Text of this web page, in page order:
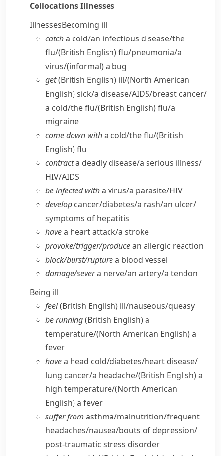
CollocationsIllnesses
IllnessesBecoming ill
catcha cold/​an infectious disease/​the
flu/(British English)flu/​pneumonia/​a
virus/(informal)a bug
get(British English) ill/(North American
English)sick/​a disease/​AIDS/​breast cancer/​
a cold/​the flu/(British English)flu/​a
migraine
come down witha cold/​the flu/(British
English)flu
contracta deadly disease/​a serious illness/​
HIV/​AIDS
be infected witha virus/​a parasite/​HIV
develop cancer/​diabetes/​a rash/​an ulcer/​
symptoms of hepatitis
havea heart attack/​a stroke
provoke/​trigger/​producean allergic reaction
block/​burst/​rupturea blood vessel
damage/​severa nerve/​an artery/​a tendon
Being ill
feel(British English) ill/​nauseous/​queasy
be running(British English)a
temperature/(North American English)a
fever
havea head cold/​diabetes/​heart disease/​
lung cancer/​a headache/(British English)a
high temperature/(North American
English)a fever
suffer from asthma/​malnutrition/​frequent
headaches/​nausea/​bouts of depression/​
post-traumatic stress disorder